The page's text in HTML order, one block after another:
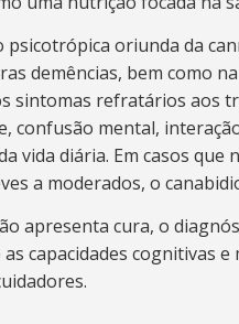
psicotrópica oriunda da
demências, bem como
sintomas refratários aos
confusão mental,
vida diária. Em casos
a moderados, o
apresenta cura, o
capacidades cognitivas e